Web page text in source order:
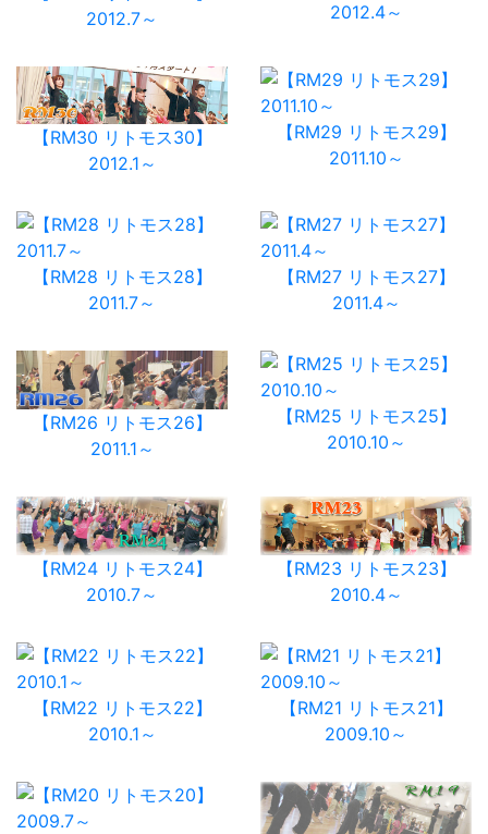
2012.7～
2012.4～
【RM30 リトモス30】
2012.1～
【RM29 リトモス29】
2011.10～
【RM28 リトモス28】
2011.7～
【RM27 リトモス27】
2011.4～
【RM26 リトモス26】
2011.1～
【RM25 リトモス25】
2010.10～
【RM24 リトモス24】
2010.7～
【RM23 リトモス23】
2010.4～
【RM22 リトモス22】
2010.1～
【RM21 リトモス21】
2009.10～